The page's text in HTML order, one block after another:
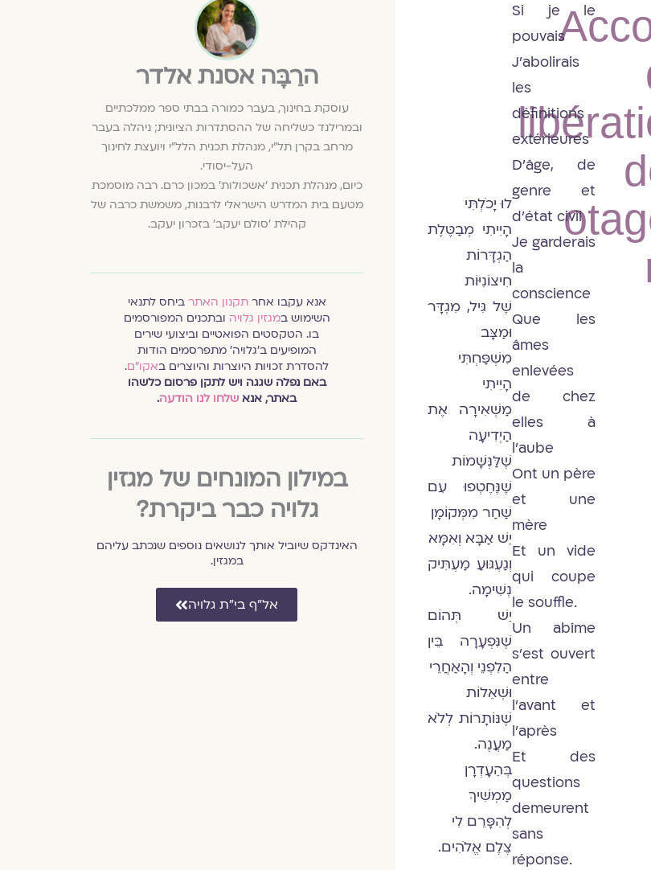
Si je le
pouvais
J'abolirais
les
définitions
extérieures
D'âge, de
genre et
d'état civil
Je garderais
la
conscience
Que les
âmes
enlevées
de chez
elles à
l'aube
Ont un père
et une
mère
Et un vide
qui coupe
le souffle.
Un abîme
s'est ouvert
entre
l'avant et
l'après
Et des
questions
demeurent
sans
réponse.
לוּ יָכֹלְתִּי
הָיִיתִי מְבַטֶּלֶת
הַגְדָּרוֹת
חִיצוֹנִיּוֹת
שֶׁל גִּיל, מִגְדָּר
וּמַצָּב
מִשְׁפַּחְתִּי
הָיִיתִי
מַשְׁאִירָה אֶת
הַיְדִיעָה
שֶׁלַּנְּשָׁמוֹת
שֶׁנֶּחֶטְפוּ עִם
שַׁחַר מִמְּקוֹמָן
יֵשׁ אַבָּא וְאִמָּא
וְגַעְגּוּעַ מַעְתִּיק
נְשִׁימָה.
יֵשׁ תְּהוֹם
שֶׁנִּפְעָרָה בֵּין
הַלִפְנֵי וְהָאַחֲרֵי
וּשְׁאֵלוֹת
שֶׁנּוֹתָרוֹת לְלֹא
מַעֲנֶה.
בְּהֵעָדְרָן
מַמְשִׁיךְ
לְהִפָּרֵם לִי
צֶלֶם אֱלֹהִים.
הרַבָּה אסנת אלדר
עוסקת בחינוך, בעבר כמורה בבתי ספר ממלכתיים
ובמרילנד כשליחה של ההסתדרות הציונית; ניהלה בעבר
מרחב בקרן תל"י, מנהלת תכנית הלל"י ויועצת לחינוך
העל-יסודי.
כיום, מנהלת תכנית ׳אשכולות׳ במכון כרם. רבה מוסמכת
מטעם בית המדרש הישראלי לרבנות, משמשת כרבה של
קהילת 'סולם יעקב' בזכרון יעקב.
אנא עקבו אחרתקנון האתר ביחס לתנאי
השימוש במגזין גלויה ובתכנים המפורסמים
בו. הטקסטים הפואטיים וביצועי שירים
המופיעים ב׳גלויה׳ מתפרסמים הודות
להסדרת זכויות היוצרות והיוצרים באקו״ם.
באם נפלה שגגה ויש לתקן פרסום כלשהו
באתר, אנא שלחו לנו הודעה.
במילון המונחים של מגזין
גלויה כבר ביקרת?
האינדקס שיוביל אותך לנושאים נוספים שנכתב עליהם
במגזין.
אל״ף בי״ת גלויה